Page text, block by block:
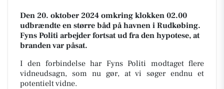
Den 20. oktober 2024 omkring klokken 02.00
udbrændte en større båd på havnen i Rudkøbing.
Fyns Politi arbejder fortsat ud fra den hypotese, at
branden var påsat.
I den forbindelse har Fyns Politi modtaget flere
vidneudsagn, som nu gør, at vi søger endnu et
potentielt vidne.